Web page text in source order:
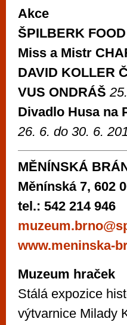
Akce
ŠPILBERK
Miss a Mistr
DAVID KOLLER
VUS ONDRÁŠ
Divadlo Husa na
26. 6. do 30. 6.
MĚNÍNSKÁ
Měnínská 7, 602
tel.: 542 214 946
www.meninska-
Muzeum hraček
Stálá expozice
výtvarnice Milady